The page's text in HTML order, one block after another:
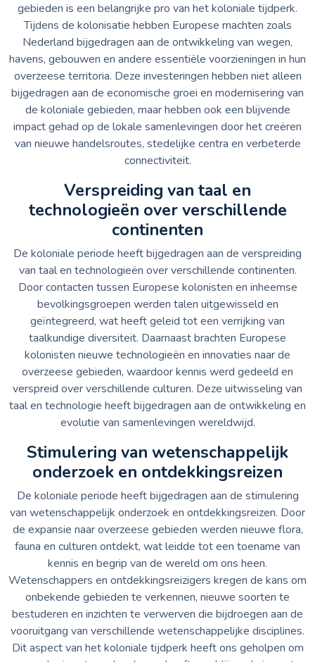
gebieden is een belangrijke pro van het koloniale tijdperk.
Tijdens de kolonisatie hebben Europese machten zoals
Nederland bijgedragen aan de ontwikkeling van wegen,
havens, gebouwen en andere essentiële voorzieningen in hun
overzeese territoria. Deze investeringen hebben niet alleen
bijgedragen aan de economische groei en modernisering van
de koloniale gebieden, maar hebben ook een blijvende
impact gehad op de lokale samenlevingen door het creëren
van nieuwe handelsroutes, stedelijke centra en verbeterde
connectiviteit.
Verspreiding van taal en
technologieën over verschillende
continenten
De koloniale periode heeft bijgedragen aan de verspreiding
van taal en technologieën over verschillende continenten.
Door contacten tussen Europese kolonisten en inheemse
bevolkingsgroepen werden talen uitgewisseld en
geïntegreerd, wat heeft geleid tot een verrijking van
taalkundige diversiteit. Daarnaast brachten Europese
kolonisten nieuwe technologieën en innovaties naar de
overzeese gebieden, waardoor kennis werd gedeeld en
verspreid over verschillende culturen. Deze uitwisseling van
taal en technologie heeft bijgedragen aan de ontwikkeling en
evolutie van samenlevingen wereldwijd.
Stimulering van wetenschappelijk
onderzoek en ontdekkingsreizen
De koloniale periode heeft bijgedragen aan de stimulering
van wetenschappelijk onderzoek en ontdekkingsreizen. Door
de expansie naar overzeese gebieden werden nieuwe flora,
fauna en culturen ontdekt, wat leidde tot een toename van
kennis en begrip van de wereld om ons heen.
Wetenschappers en ontdekkingsreizigers kregen de kans om
onbekende gebieden te verkennen, nieuwe soorten te
bestuderen en inzichten te verwerven die bijdroegen aan de
vooruitgang van verschillende wetenschappelijke disciplines.
Dit aspect van het koloniale tijdperk heeft ons geholpen om